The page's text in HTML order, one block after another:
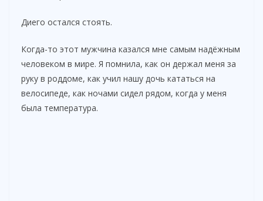
Диего остался стоять.
Когда-то этот мужчина казался мне самым надёжным
человеком в мире. Я помнила, как он держал меня за
руку в роддоме, как учил нашу дочь кататься на
велосипеде, как ночами сидел рядом, когда у меня
была температура.